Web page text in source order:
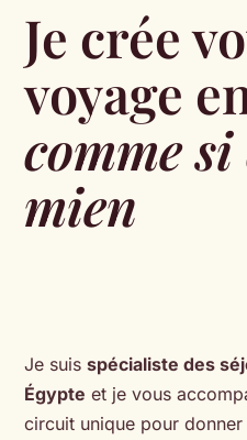
Je crée
voyage
comme
mien
Je suisspécialiste des
Égypte et je vous
circuit unique pour